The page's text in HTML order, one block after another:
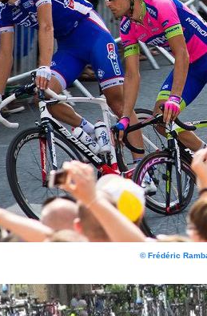
© Frédéric